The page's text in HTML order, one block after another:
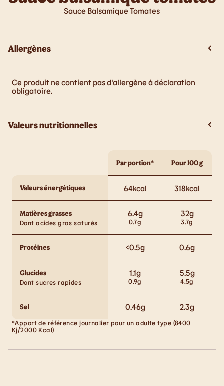
Sauce Balsamique Tomates
Allergènes
Ce produit ne contient pas d'allergène à déclaration
obligatoire.
Valeurs nutritionnelles
Par portion* Pour 100 g
Valeurs énergétiques 64kcal 318kcal
Matières grasses 6.4g 32g
Dont acides gras saturés 0.7g 3.7g
Protéines <0.5g 0.6g
Glucides 1.1g 5.5g
Dont sucres rapides 0.9g 4.5g
Sel 0.46g 2.3g
*Apport de référence journalier pour un adulte type (8400
Kj/2000 Kcal)